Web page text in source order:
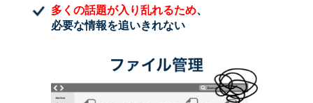
多くの話題が入り乱れるため、
必要な情報を追いきれない